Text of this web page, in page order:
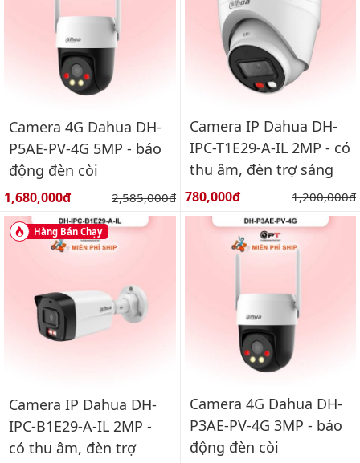
Camera 4G Dahua DH-
P5AE-PV-4G 5MP - báo
động đèn còi
Giá bán:
1,680,000đ Giá gốc:
2,585,000đ
Camera IP Dahua DH-
IPC-T1E29-A-IL 2MP - có
thu âm, đèn trợ sáng
Giá bán:
780,000đ Giá gốc:
1,200,000đ
Hàng Bán Chạy
Camera IP Dahua DH-
IPC-B1E29-A-IL 2MP -
có thu âm, đèn trợ
Camera 4G Dahua DH-
P3AE-PV-4G 3MP - báo
động đèn còi